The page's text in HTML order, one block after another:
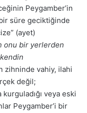
Peygamber’in
süre geciktiğinde
(ayet)
onu bir yerlerden
zihninde vahiy, ilahi
değil;
veya eski
Peygamber’i bir